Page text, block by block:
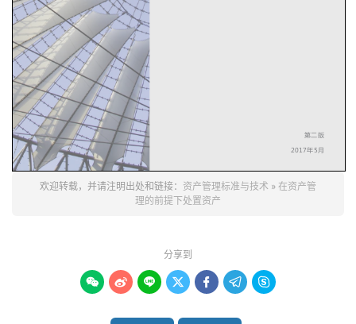
第二版
2017年5月
欢迎转载，并请注明出处和链接： 资产管理标准与技术 » 在资产管
理的前提下处置资产
分享到
      